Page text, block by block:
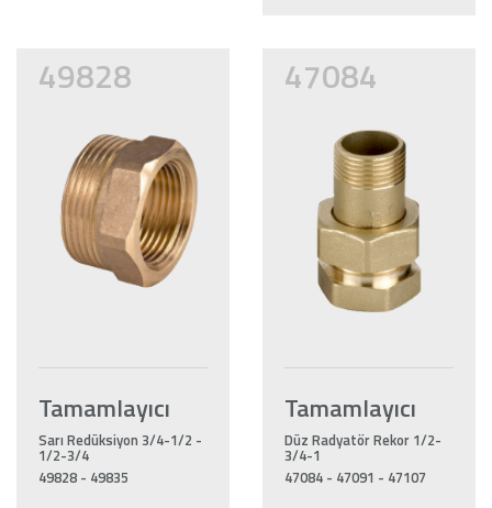
49828
Tamamlayıcı
Sarı Redüksiyon 3/4-1/2 -
1/2-3/4
49828 - 49835
47084
Tamamlayıcı
Düz Radyatör Rekor 1/2-
3/4-1
47084 - 47091 - 47107